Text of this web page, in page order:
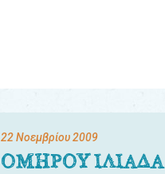
22 Νοεμβρίου 2009
ΟΜΗΡΟΥ ΙΛΙΑΔΑ